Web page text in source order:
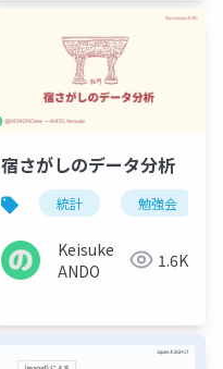
宿さがしのデータ分析
統計 勉強会
Keisuke
ANDO
1.6K